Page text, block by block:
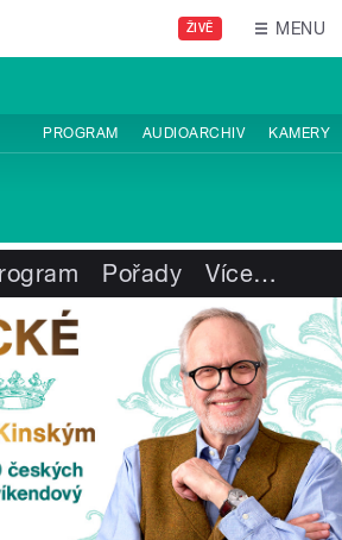
ŽIVĚ MENU
PROGRAM AUDIOARCHIV KAMERY
Pořady Více…